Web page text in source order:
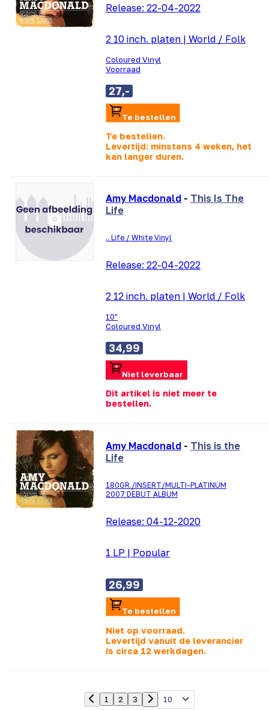
Release: 22-04-2022
2 10 inch. platen | World / Folk
Coloured Vinyl
Voorraad
27,-
Te bestellen
Te bestellen.
Levertijd: minstens 4 weken, het
kan langer duren.
Amy Macdonald - This Is The
Life
.. Life / White Vinyl
Release: 22-04-2022
2 12 inch. platen | World / Folk
10"
Coloured Vinyl
34,99
Niet leverbaar
Dit artikel is niet meer te
bestellen.
Amy Macdonald - This is the
Life
180GR./INSERT/MULTI-PLATINUM
2007 DEBUT ALBUM
Release: 04-12-2020
1 LP | Popular
26,99
Te bestellen
Niet op voorraad.
Levertijd vanuit de leverancier
is circa 12 werkdagen.
1 2 3 10